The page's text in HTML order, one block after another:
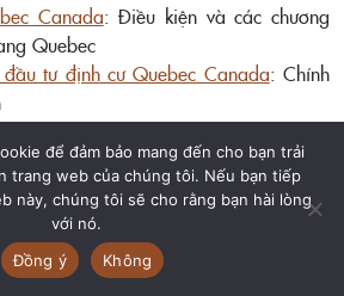
Canada: Điều kiện và các chương
Quebec
tư định cư Quebec Canada: Chính
trình định cư Canadamới nhất
định cư Canadacần bao nhiêu tiền?
cư Canada
cần bao nhiêu tiền? [Cập
sang IELTS, TOEIC, TOEFL chuẩn và
để đảm bảo mang đến cho bạn trải
trang web của chúng tôi. Nếu bạn tiếp
này, chúng tôi sẽ cho rằng bạn hài lòng
với nó.
Đồng ý
Không